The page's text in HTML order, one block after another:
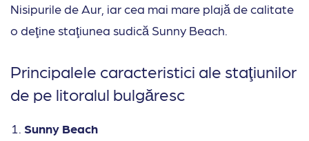
Nisipurile de Aur, iar cea mai mare plajă de calitate
o deţine staţiunea sudică Sunny Beach.
Principalele caracteristici ale staţiunilor
de pe litoralul bulgăresc
Sunny Beach